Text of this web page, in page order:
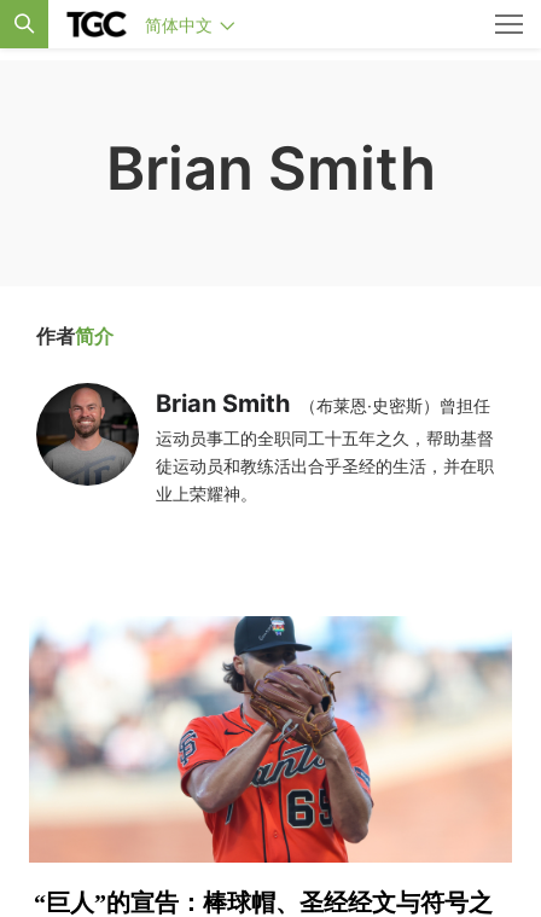
简体中文
Brian Smith
作者简介
Brian Smith
（布莱恩·史密斯）曾担任
运动员事工的全职同工十五年之久，帮助基督
徒运动员和教练活出合乎圣经的生活，并在职
业上荣耀神。
“巨人”的宣告：棒球帽、圣经经文与符号之